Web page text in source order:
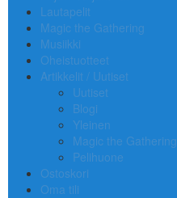
Lautapelit
Magic the Gathering
Musiikki
Oheistuotteet
Artikkelit / Uutiset
Uutiset
Blogi
Yleinen
Magic the Gathering
Pelihuone
Ostoskori
Oma tili